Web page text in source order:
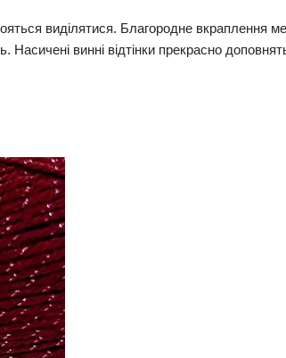
виділятися. Благородне вкраплення
винні відтінки прекрасно